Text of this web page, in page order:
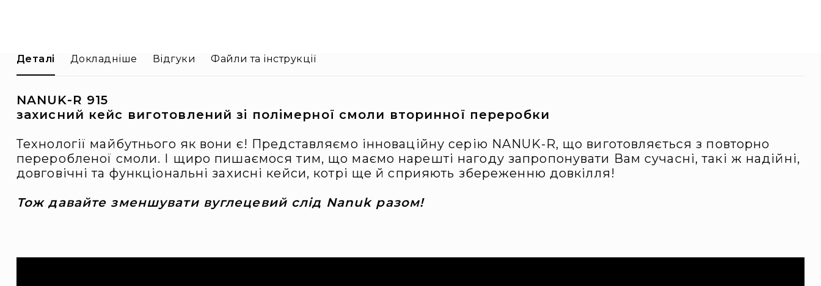
Деталі
NANUK-R 915
захисний кейс виготовлений зі полімерної смоли вторинної переробки
Технології майбутнього як вони є! Представляємо інноваційну серію NANUK-R, що виготовляється з повторно
переробленої смоли. І щиро пишаємося тим, що маємо нарешті нагоду запропонувати Вам сучасні, такі ж надійні,
довговічні та функціональні захисні кейси, котрі ще й сприяють збереженню довкілля!
Тож давайте зменшувати вуглецевий слід Nanuk разом!
Докладніше Відгуки Файли та інструкції